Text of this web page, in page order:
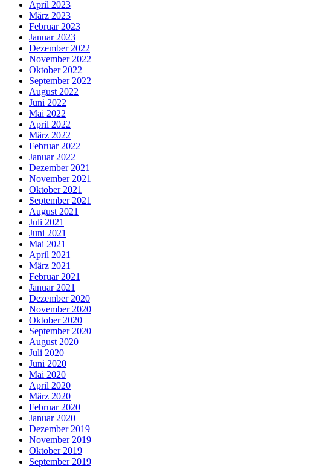
April 2023
März 2023
Februar 2023
Januar 2023
Dezember 2022
November 2022
Oktober 2022
September 2022
August 2022
Juni 2022
Mai 2022
April 2022
März 2022
Februar 2022
Januar 2022
Dezember 2021
November 2021
Oktober 2021
September 2021
August 2021
Juli 2021
Juni 2021
Mai 2021
April 2021
März 2021
Februar 2021
Januar 2021
Dezember 2020
November 2020
Oktober 2020
September 2020
August 2020
Juli 2020
Juni 2020
Mai 2020
April 2020
März 2020
Februar 2020
Januar 2020
Dezember 2019
November 2019
Oktober 2019
September 2019